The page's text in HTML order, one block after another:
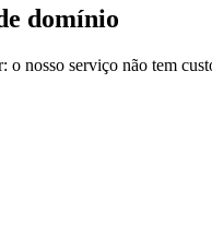
domínio
nosso serviço não tem